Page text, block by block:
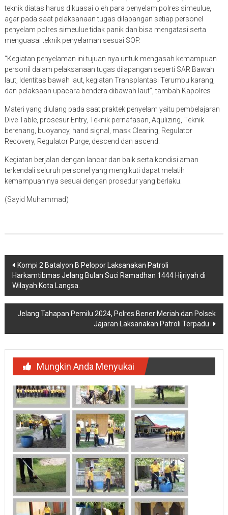
teknik diatas harus dikuasai oleh para penyelam polres simeulue,
agar pada saat pelaksanaan tugas dilapangan setiap personel
penyelam polres simeulue tidak panik dan bisa mengatasi serta
menguasai teknik penyelaman sesuai SOP.
“Kegiatan penyelaman ini tujuan nya untuk mengasah kemampuan
personil dalam pelaksanaan tugas dilapangan seperti SAR Bawah
laut, Identitas bawah laut, kegiatan Transplantasi Terumbu karang,
dan pelaksaan upacara bendera dibawah laut”, tambah Kapolres
Materi yang diulang pada saat praktek penyelam yaitu pembelajaran
Dive Table, prosesur Entry, Teknik pernafasan, Aqulizing, Teknik
berenang, buoyancy, hand signal, mask Clearing, Regulator
Recovery, Regulator Purge, descend dan ascend.
Kegiatan berjalan dengan lancar dan baik serta kondisi aman
terkendali seluruh personel yang mengikuti dapat melatih
kemampuan nya sesuai dengan prosedur yang berlaku.
(Sayid Muhammad)
Navigasi
pos
Kompi 2 Batalyon B Pelopor Laksanakan Patroli
Harkamtibmas Jelang Bulan Suci Ramadhan 1444 Hijriyah di
Wilayah Kota Langsa.
Jelang Tahapan Pemilu 2024, Polres Bener Meriah dan Polsek
Jajaran Laksanakan Patroli Terpadu
Mungkin Anda Menyukai